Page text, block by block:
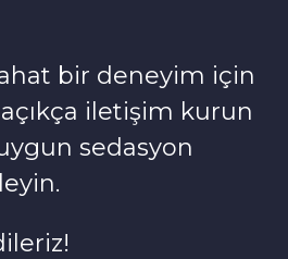
bir deneyim için
iletişim kurun
sedasyon